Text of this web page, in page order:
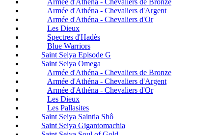
Armée d'Athéna - Chevaliers de Bronze
Armée d'Athéna - Chevaliers d'Argent
Armée d'Athéna - Chevaliers d'Or
Les Dieux
Spectres d'Hadès
Blue Warriors
Saint Seiya Episode G
Saint Seiya Omega
Armée d'Athéna - Chevaliers de Bronze
Armée d'Athéna - Chevaliers d'Argent
Armée d'Athéna - Chevaliers d'Or
Les Dieux
Les Pallasites
Saint Seiya Saintia Shô
Saint Seiya Gigantomachia